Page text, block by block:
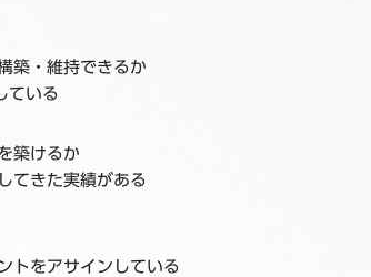
築・維持できるか
ている
築けるか
てきた実績がある
トをアサインしている